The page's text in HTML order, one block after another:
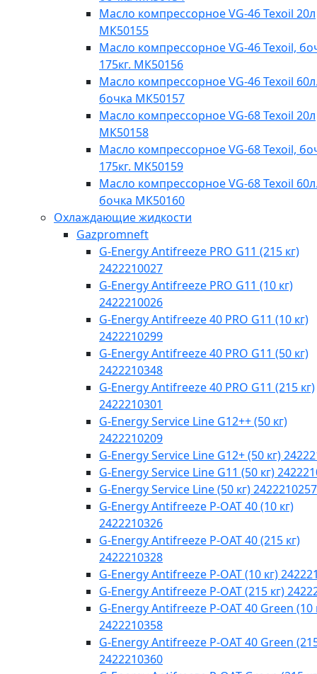
Масло компрессорное VG-46 Texoil 20л
МК50155
Масло компрессорное VG-46 Texoil,
175кг. МК50156
Масло компрессорное VG-46 Texoil
бочка МК50157
Масло компрессорное VG-68 Texoil 20л
МК50158
Масло компрессорное VG-68 Texoil,
175кг. МК50159
Масло компрессорное VG-68 Texoil
бочка МК50160
Охлаждающие жидкости
Gazpromneft
G-Energy Antifreeze PRO G11 (215 кг)
2422210027
G-Energy Antifreeze PRO G11 (10 кг)
2422210026
G-Energy Antifreeze 40 PRO G11 (10 кг)
2422210299
G-Energy Antifreeze 40 PRO G11 (50 кг)
2422210348
G-Energy Antifreeze 40 PRO G11 (215 кг)
2422210301
G-Energy Service Line G12++ (50 кг)
2422210209
G-Energy Service Line G12+ (50 кг)
G-Energy Service Line G11 (50 кг)
G-Energy Service Line (50 кг) 2422210257
G-Energy Antifreeze P-OAT 40 (10 кг)
2422210326
G-Energy Antifreeze P-OAT 40 (215 кг)
2422210328
G-Energy Antifreeze P-OAT (10 кг)
G-Energy Antifreeze P-OAT (215 кг)
G-Energy Antifreeze P-OAT 40 Green (10
2422210358
G-Energy Antifreeze P-OAT 40 Green
2422210360